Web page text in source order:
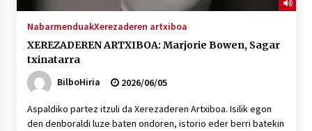
NabarmenduakXerezaderen artxiboa
XEREZADEREN ARTXIBOA: Marjorie Bowen, Sagar
txinatarra
BilboHiria
2026/06/05
Aspaldiko partez itzuli da Xerezaderen Artxiboa. Isilik egon
den denboraldi luze baten ondoren, istorio eder berri batekin